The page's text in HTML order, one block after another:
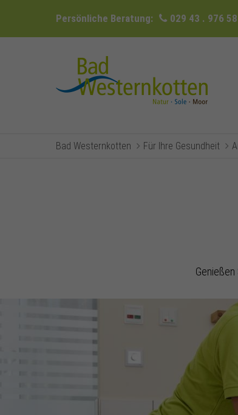
Persönliche Beratung: 029 43 . 976
Bad Westernkotten Für Ihre Gesundheit